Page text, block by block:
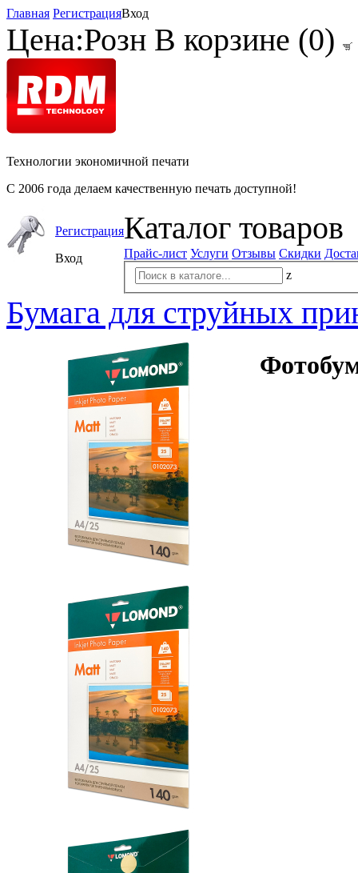
Главная РегистрацияВход
Цена:Розн В корзине (0)
Технологии экономичной печати
С 2006 года делаем качественную печать доступной!
Регистрация
Вход
Каталог товаров
Прайс-лист Услуги Отзывы Скидки
z
Бумага для струйных